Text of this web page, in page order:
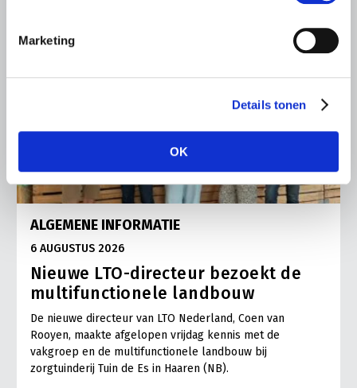
Marketing
Details tonen
OK
ALGEMENE INFORMATIE
6 AUGUSTUS 2026
Nieuwe LTO-directeur bezoekt de
multifunctionele landbouw
De nieuwe directeur van LTO Nederland, Coen van
Rooyen, maakte afgelopen vrijdag kennis met de
vakgroep en de multifunctionele landbouw bij
zorgtuinderij Tuin de Es in Haaren (NB).